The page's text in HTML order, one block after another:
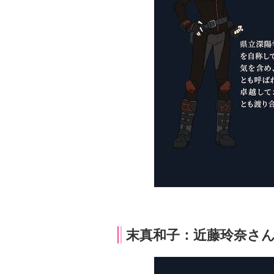
末真和子：近藤玲奈さ